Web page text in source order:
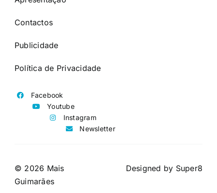
Contactos
Publicidade
Política de Privacidade
Facebook
Youtube
Instagram
Newsletter
© 2026 Mais
Guimarães
Designed by Super8